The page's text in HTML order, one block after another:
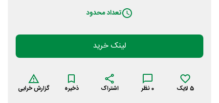
تعداد محدود
لینک خرید
5 لایک 0 نظر اشتراک ذخیره گزارش خرابی